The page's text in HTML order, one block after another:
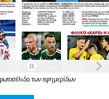
των εφημερίδων